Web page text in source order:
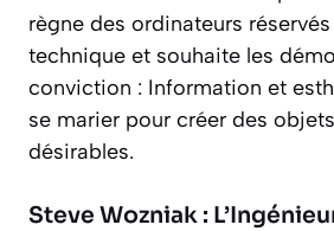
règne des ordinateurs
technique et souhaite les
conviction : Information et
se marier pour créer des
désirables.
Steve Wozniak :